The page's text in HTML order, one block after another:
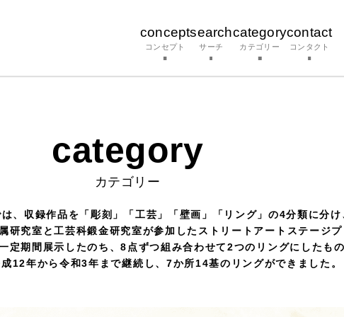
concept
コンセプト
search
サーチ
category
カテゴリー
contact
コンタクト
category
カテゴリー
、収録作品を「彫刻」「工芸」「壁画」「リング」の4分類に分け
研究室と工芸科鍛金研究室が参加したストリートアートステージ
定期間展示したのち、8点ずつ組み合わせて2つのリングにしたもの
12年から令和3年まで継続し、7か所14基のリングができました。